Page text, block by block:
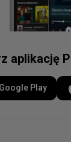
aplikację
Google Play